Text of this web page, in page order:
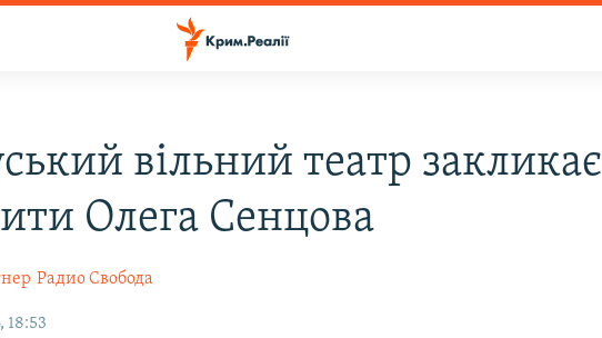
вільний театр закликає
Олега Сенцова
Радио Свобода
18:53